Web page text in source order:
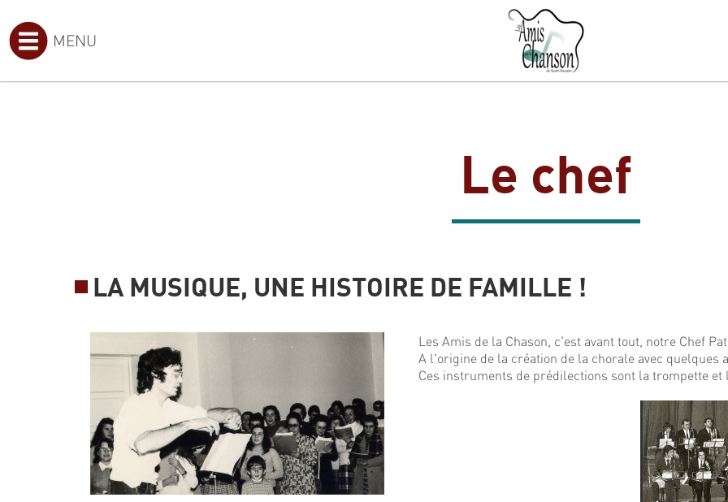
MENU
Le chef
LA MUSIQUE, UNE HISTOIRE DE FAMILLE !
Les Amis de la Chason, c'est avant tout, notre Chef
A l'origine de la création de la chorale avec quelques
Ces instruments de prédilections sont la trompette et